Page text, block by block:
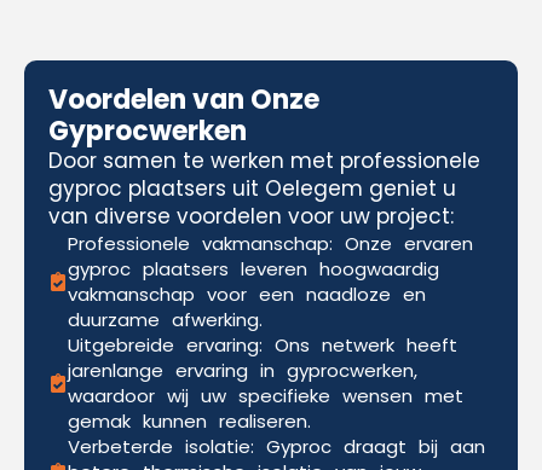
Voordelen van Onze
Gyprocwerken
Door samen te werken met professionele
gyproc plaatsers uit Oelegem geniet u
van diverse voordelen voor uw project:
Professionele vakmanschap: Onze ervaren
gyproc plaatsers leveren hoogwaardig
vakmanschap voor een naadloze en
duurzame afwerking.
Uitgebreide ervaring: Ons netwerk heeft
jarenlange ervaring in gyprocwerken,
waardoor wij uw specifieke wensen met
gemak kunnen realiseren.
Verbeterde isolatie: Gyproc draagt bij aan